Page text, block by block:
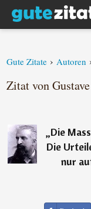
Gute Zitate › Autoren
Zitat von
„Die
Die
nur